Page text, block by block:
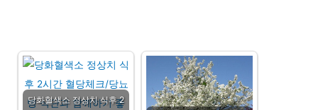
당화혈색소 정상치 식후 2